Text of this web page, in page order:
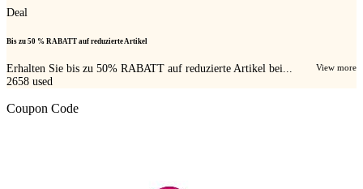
Deal
Bis zu 50 % RABATT auf reduzierte Artikel
Erhalten Sie bis zu 50% RABATT auf reduzierte Artikel bei... View more
2658 used
Coupon Code